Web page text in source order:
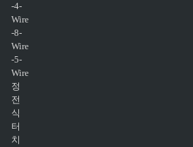
-4-
Wire
-8-
Wire
-5-
Wire
정
전
식
터
치